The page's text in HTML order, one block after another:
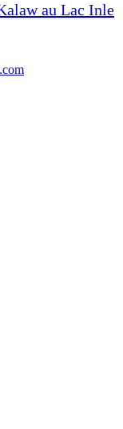
au Lac Inle